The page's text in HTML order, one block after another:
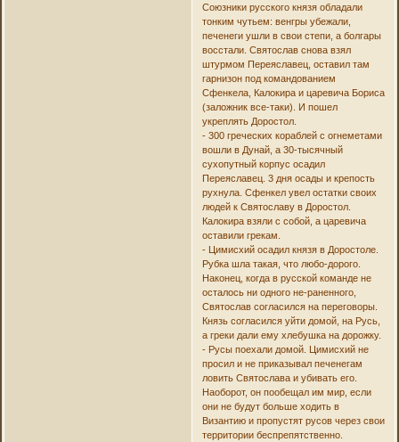
Союзники русского князя обладали
тонким чутьем: венгры убежали,
печенеги ушли в свои степи, а болгары
восстали. Святослав снова взял
штурмом Переяславец, оставил там
гарнизон под командованием
Сфенкела, Калокира и царевича Бориса
(заложник все-таки). И пошел
укреплять Доростол.
- 300 греческих кораблей с огнеметами
вошли в Дунай, а 30-тысячный
сухопутный корпус осадил
Переяславец. 3 дня осады и крепость
рухнула. Сфенкел увел остатки своих
людей к Святославу в Доростол.
Калокира взяли с собой, а царевича
оставили грекам.
- Цимисхий осадил князя в Доростоле.
Рубка шла такая, что любо-дорого.
Наконец, когда в русской команде не
осталось ни одного не-раненного,
Святослав согласился на переговоры.
Князь согласился уйти домой, на Русь,
а греки дали ему хлебушка на дорожку.
- Русы поехали домой. Цимисхий не
просил и не приказывал печенегам
ловить Святослава и убивать его.
Наоборот, он пообещал им мир, если
они не будут больше ходить в
Византию и пропустят русов через свои
территории беспрепятственно.